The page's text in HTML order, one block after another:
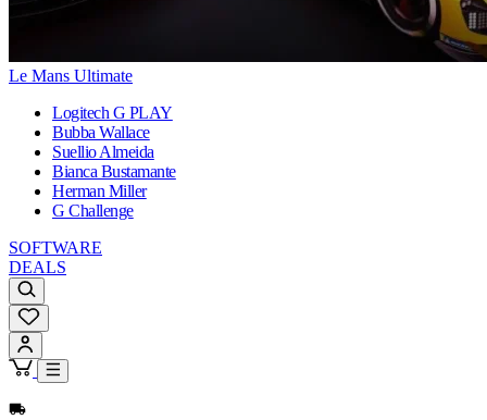
Le Mans Ultimate
Logitech G PLAY
Bubba Wallace
Suellio Almeida
Bianca Bustamante
Herman Miller
G Challenge
SOFTWARE
DEALS